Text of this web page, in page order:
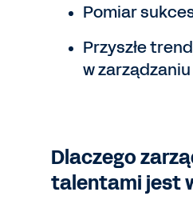
Pomiar
Przyszłe
w
Dlaczego
talentami jest